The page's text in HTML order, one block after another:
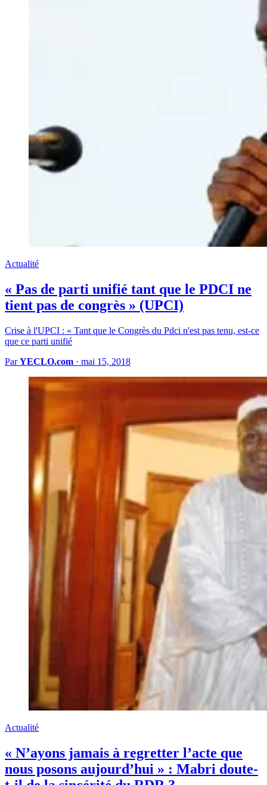
Actualité
« Pas de parti unifié tant que le PDCI ne
tient pas de congrès » (UPCI)
Crise à l'UPCI : « Tant que le Congrès du Pdci n'est pas tenu, est-ce
que ce parti unifié
ParYECLO.com · mai 15, 2018
Actualité
« N’ayons jamais à regretter l’acte que
nous posons aujourd’hui » : Mabri doute-